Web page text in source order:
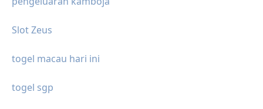
Slot Zeus
togel macau hari ini
togel sgp